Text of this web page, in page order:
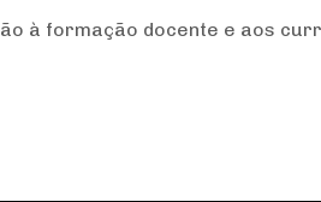
à formação docente e aos